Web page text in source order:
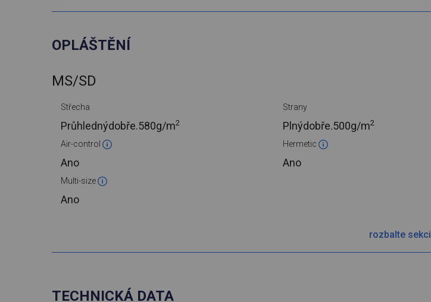
OPLÁŠTĚNÍ
MS/SD
Střecha
Průhlednýdobře.580g/m2
Strany
Plnýdobře.500g/m2
Air-control
Ano
Hermetic
Ano
Multi-size
Ano
rozbalte sekci
TECHNICKÁ DATA